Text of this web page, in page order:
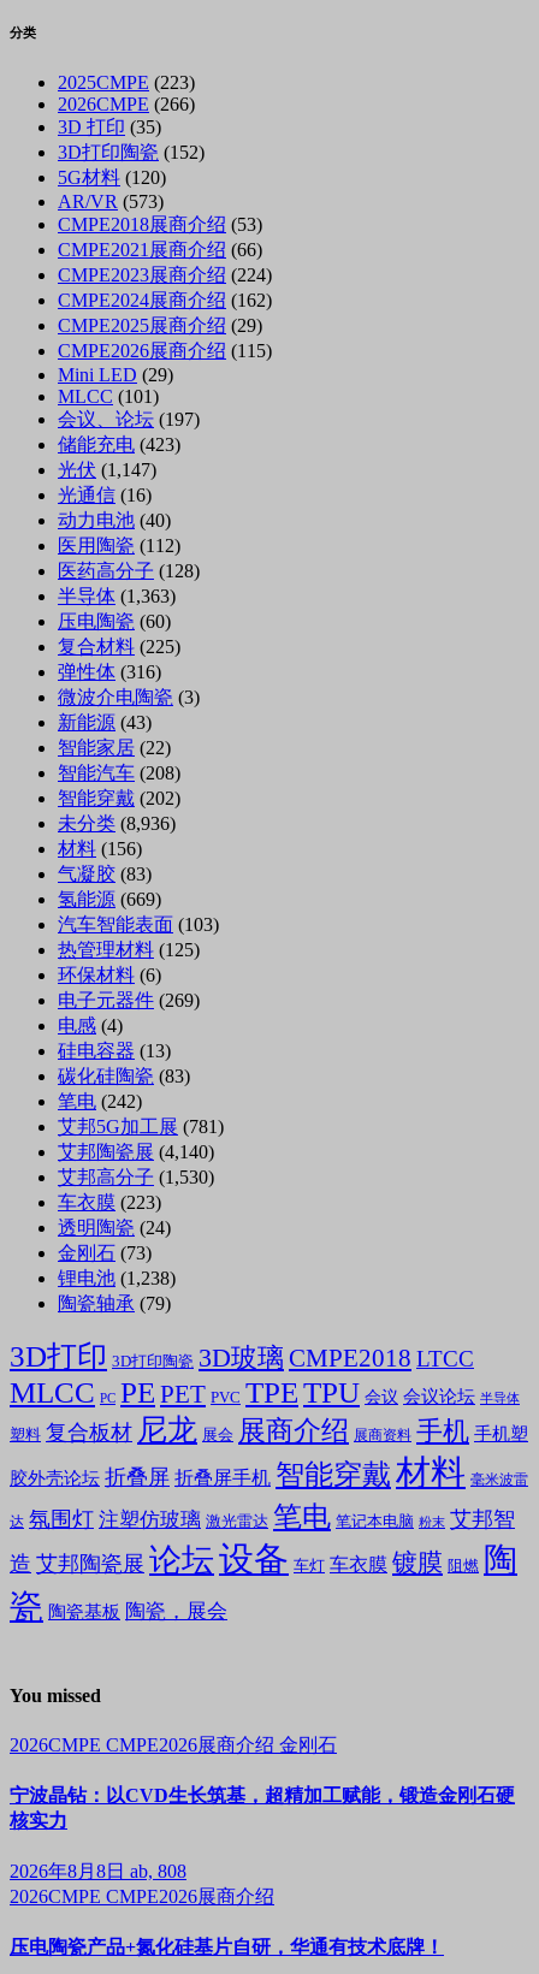
分类
2025CMPE (223)
2026CMPE (266)
3D 打印 (35)
3D打印陶瓷 (152)
5G材料 (120)
AR/VR (573)
CMPE2018展商介绍 (53)
CMPE2021展商介绍 (66)
CMPE2023展商介绍 (224)
CMPE2024展商介绍 (162)
CMPE2025展商介绍 (29)
CMPE2026展商介绍 (115)
Mini LED (29)
MLCC (101)
会议、论坛 (197)
储能充电 (423)
光伏 (1,147)
光通信 (16)
动力电池 (40)
医用陶瓷 (112)
医药高分子 (128)
半导体 (1,363)
压电陶瓷 (60)
复合材料 (225)
弹性体 (316)
微波介电陶瓷 (3)
新能源 (43)
智能家居 (22)
智能汽车 (208)
智能穿戴 (202)
未分类 (8,936)
材料 (156)
气凝胶 (83)
氢能源 (669)
汽车智能表面 (103)
热管理材料 (125)
环保材料 (6)
电子元器件 (269)
电感 (4)
硅电容器 (13)
碳化硅陶瓷 (83)
笔电 (242)
艾邦5G加工展 (781)
艾邦陶瓷展 (4,140)
艾邦高分子 (1,530)
车衣膜 (223)
透明陶瓷 (24)
金刚石 (73)
锂电池 (1,238)
陶瓷轴承 (79)
3D打印 3D打印陶瓷 3D玻璃 CMPE2018 LTCC
MLCC PC PE PET PVC TPETPU 会议 会议论坛 半导体
塑料 复合板材 尼龙 展会 展商介绍 展商资料 手机 手机塑
胶外壳论坛 折叠屏 折叠屏手机 智能穿戴材料 毫米波雷
达 氛围灯 注塑仿玻璃 激光雷达 笔电 笔记本电脑 粉末 艾邦智
造 艾邦陶瓷展 论坛设备 车灯 车衣膜 镀膜 阻燃 陶
瓷 陶瓷基板 陶瓷，展会
You missed
2026CMPE CMPE2026展商介绍 金刚石
宁波晶钻：以CVD生长筑基，超精加工赋能，锻造金刚石硬
核实力
2026年8月8日 ab, 808
2026CMPE CMPE2026展商介绍
压电陶瓷产品+氮化硅基片自研，华通有技术底牌！